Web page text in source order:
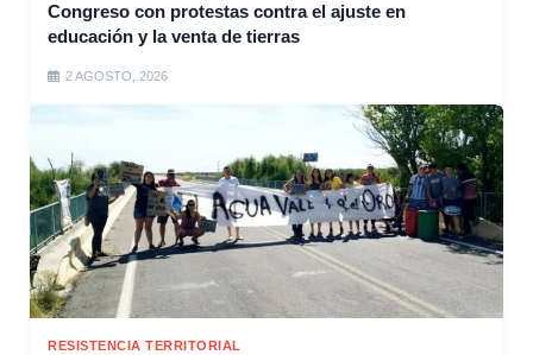
Congreso con protestas contra el ajuste en
educación y la venta de tierras
2 AGOSTO, 2026
RESISTENCIA TERRITORIAL